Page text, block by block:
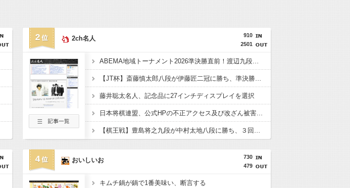
2
910
2501
2ch名人
ABEMA地域トーナメント2026準決勝直前！渡辺九段のガチ優勝予想＆予選丸わかりＳP
【JT杯】斎藤慎太郎八段が伊藤匠二冠に勝ち、準決勝進出
藤井聡太名人、記念品に27インチディスプレイを選択
日本将棋連盟、公式HPの不正アクセス及び改ざん被害の調査結果公表
【棋王戦】豊島将之九段が中村太地八段に勝ち、３回戦進出
4
730
479
おいしいお
キムチ鍋が鍋で1番美味い、断言する